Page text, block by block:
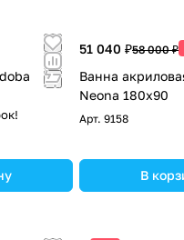
51 040 ₽58 000 ₽
Ванна
Neona 180x90
Арт. 9158
В